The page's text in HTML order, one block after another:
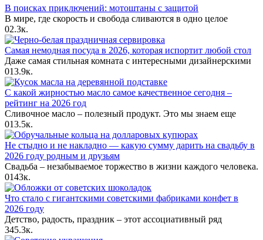
В поисках приключений: мотоштаны с защитой
В мире, где скорость и свобода сливаются в одно целое
02.3к.
Самая немодная посуда в 2026, которая испортит любой стол
Даже самая стильная комната с интересными дизайнерскими
013.9к.
С какой жирностью масло самое качественное сегодня –
рейтинг на 2026 год
Сливочное масло – полезный продукт. Это мы знаем еще
013.5к.
Не стыдно и не накладно — какую сумму дарить на свадьбу в
2026 году родным и друзьям
Свадьба – незабываемое торжество в жизни каждого человека.
0143к.
Что стало с гигантскими советскими фабриками конфет в
2026 году
Детство, радость, праздник – этот ассоциативный ряд
345.3к.